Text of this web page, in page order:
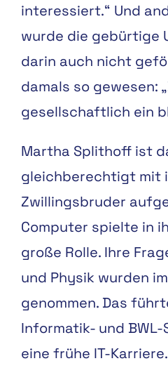
interessiert.“ Und
wurde die gebürtige
darin auch nicht
damals so gewesen:
gesellschaftlich ein
Martha Splithoff ist
gleichberechtigt mit
Zwillingsbruder
Computer spielte in
große Rolle. Ihre
und Physik wurden
genommen. Das
Informatik- und BWL-
eine frühe IT-